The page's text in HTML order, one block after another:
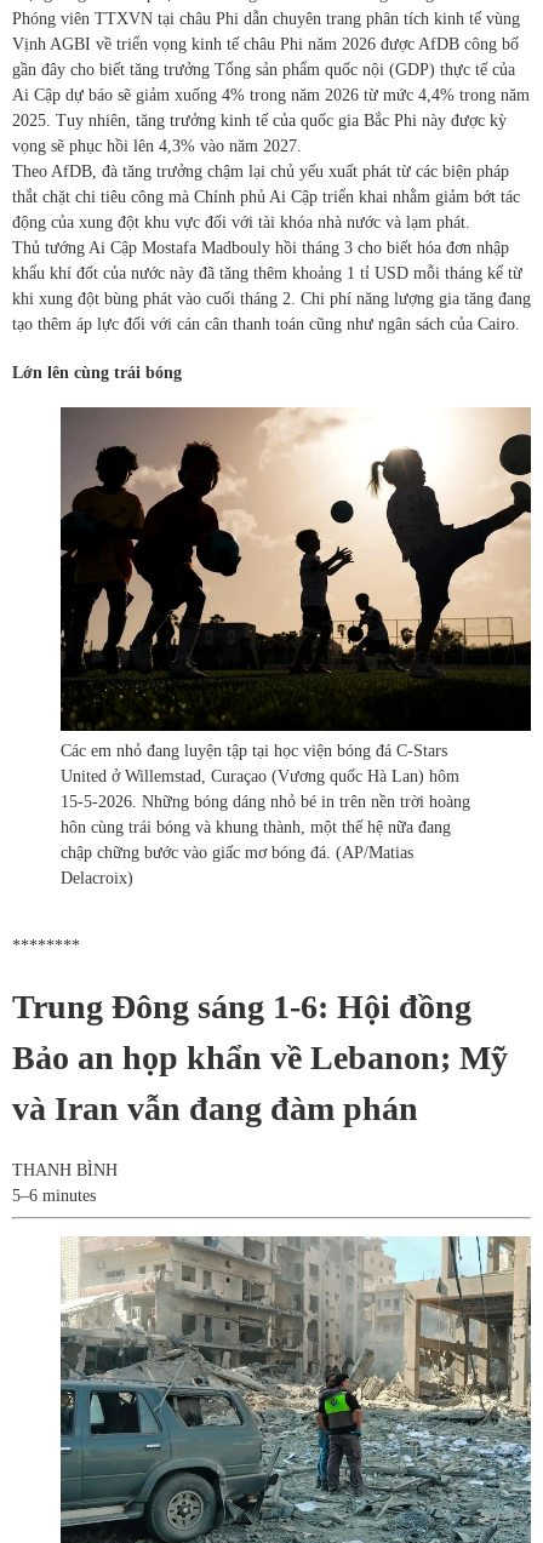
Phóng viên TTXVN tại châu Phi dẫn chuyên trang phân tích kinh tế vùng
Vịnh AGBI về triển vọng kinh tế châu Phi năm 2026 được AfDB công bố
gần đây cho biết tăng trưởng Tổng sản phẩm quốc nội (GDP) thực tế của
Ai Cập dự báo sẽ giảm xuống 4% trong năm 2026 từ mức 4,4% trong năm
2025. Tuy nhiên, tăng trưởng kinh tế của quốc gia Bắc Phi này được kỳ
vọng sẽ phục hồi lên 4,3% vào năm 2027.
Theo AfDB, đà tăng trưởng chậm lại chủ yếu xuất phát từ các biện pháp
thắt chặt chi tiêu công mà Chính phủ Ai Cập triển khai nhằm giảm bớt tác
động của xung đột khu vực đối với tài khóa nhà nước và lạm phát.
Thủ tướng Ai Cập Mostafa Madbouly hồi tháng 3 cho biết hóa đơn nhập
khẩu khí đốt của nước này đã tăng thêm khoảng 1 tỉ USD mỗi tháng kể từ
khi xung đột bùng phát vào cuối tháng 2. Chi phí năng lượng gia tăng đang
tạo thêm áp lực đối với cán cân thanh toán cũng như ngân sách của Cairo.
Lớn lên cùng trái bóng
Các em nhỏ đang luyện tập tại học viện bóng đá C-Stars
United ở Willemstad, Curaçao (Vương quốc Hà Lan) hôm
15-5-2026. Những bóng dáng nhỏ bé in trên nền trời hoàng
hôn cùng trái bóng và khung thành, một thế hệ nữa đang
chập chững bước vào giấc mơ bóng đá. (AP/Matias
Delacroix)
********
Trung Đông sáng 1-6: Hội đồng
Bảo an họp khẩn về Lebanon; Mỹ
và Iran vẫn đang đàm phán
THANH BÌNH
5–6 minutes